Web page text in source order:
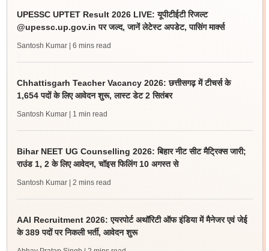
UPESSC UPTET Result 2026 LIVE: यूपीटीईटी रिजल्ट
@upessc.up.gov.in पर जल्द, जानें लेटेस्ट अपडेट, पासिंग मार्क्स
Santosh Kumar | 6 mins read
Chhattisgarh Teacher Vacancy 2026: छत्तीसगढ़ में टीचर्स के
1,654 पदों के लिए आवेदन शुरू, लास्ट डेट 2 सितंबर
Santosh Kumar | 1 min read
Bihar NEET UG Counselling 2026: बिहार नीट सीट मैट्रिक्स जारी;
राउंड 1, 2 के लिए आवेदन, चॉइस फिलिंग 10 अगस्त से
Santosh Kumar | 2 mins read
AAI Recruitment 2026: एयरपोर्ट अथॉरिटी ऑफ इंडिया में मैनेजर एवं जेई
के 389 पदों पर निकली भर्ती, आवेदन शुरू